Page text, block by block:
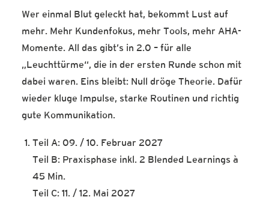
Wer einmal Blut geleckt hat, bekommt Lust auf
mehr. Mehr Kundenfokus, mehr Tools, mehr AHA-
Momente. All das gibt’s in 2.0 – für alle
„Leuchttürme“, die in der ersten Runde schon mit
dabei waren. Eins bleibt: Null dröge Theorie. Dafür
wieder kluge Impulse, starke Routinen und richtig
gute Kommunikation.
Teil A: 09. / 10. Februar 2027
Teil B: Praxisphase inkl. 2 Blended Learnings à
45 Min.
Teil C: 11. / 12. Mai 2027